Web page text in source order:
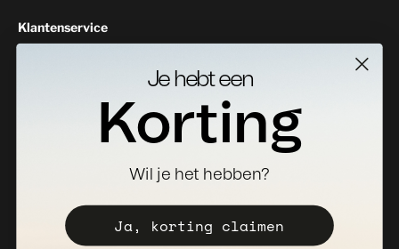
Klantenservice
Specificaties Downloads
Distributeur worden
Registreer uw valise
Verkoopbeleid
Je hebt een
Korting
Wil je het hebben?
Ja, korting claimen